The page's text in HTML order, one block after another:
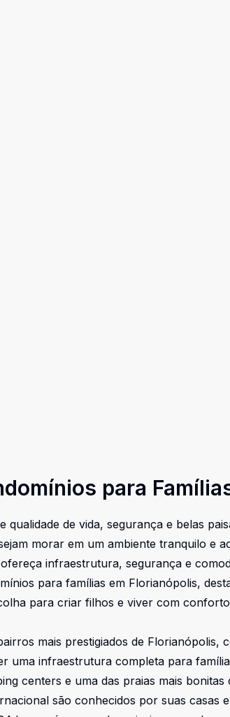
para
qualidade de vida, segurança e belas
morar em um ambiente tranquilo e
infraestrutura, segurança e
para famílias em Florianópolis,
para criar filhos e viver com
mais prestigiados de Florianópolis,
uma infraestrutura completa para
centers e uma das praias mais bonitas
são conhecidos por suas casas